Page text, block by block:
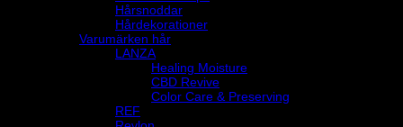
Hårsnoddar
Hårdekorationer
Varumärken hår
LANZA
Healing Moisture
CBD Revive
Color Care & Preserving
REF